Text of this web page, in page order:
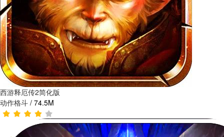
西游释厄传2简化版
动作格斗 / 74.5M